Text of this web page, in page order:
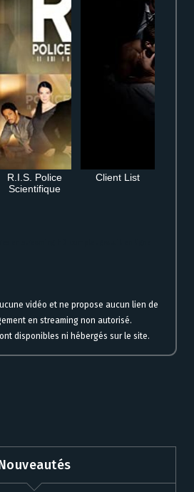
R.I.S. Police
Scientifique
Client List
vidéo et ne propose aucun lien de
en streaming non autorisé.
disponibles ni hébergés sur le site.